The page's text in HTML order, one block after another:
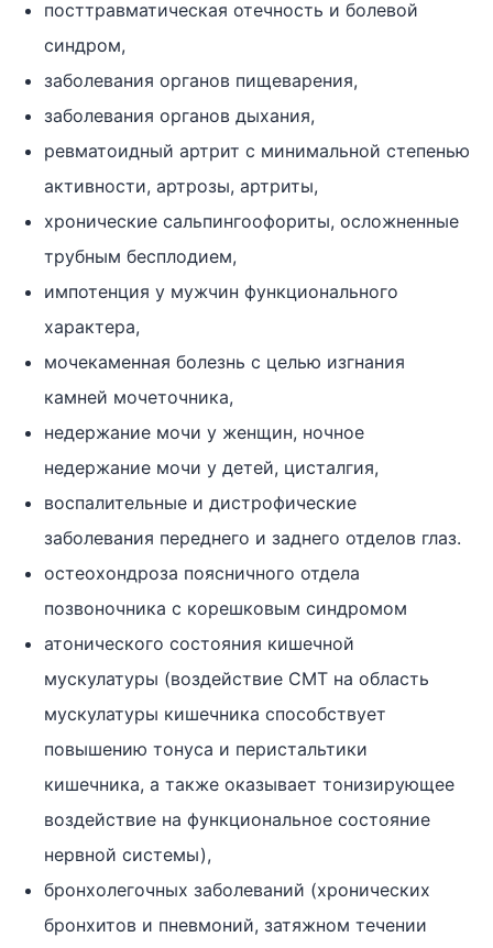
посттравматическая отечность и болевой
синдром,
заболевания органов пищеварения,
заболевания органов дыхания,
ревматоидный артрит с минимальной степенью
активности, артрозы, артриты,
хронические сальпингоофориты, осложненные
трубным бесплодием,
импотенция у мужчин функционального
характера,
мочекаменная болезнь с целью изгнания
камней мочеточника,
недержание мочи у женщин, ночное
недержание мочи у детей, цисталгия,
воспалительные и дистрофические
заболевания переднего и заднего отделов глаз.
остеохондроза поясничного отдела
позвоночника с корешковым синдромом
атонического состояния кишечной
мускулатуры (воздействие СМТ на область
мускулатуры кишечника способствует
повышению тонуса и перистальтики
кишечника, а также оказывает тонизирующее
воздействие на функциональное состояние
нервной системы),
бронхолегочных заболеваний (хронических
бронхитов и пневмоний, затяжном течении